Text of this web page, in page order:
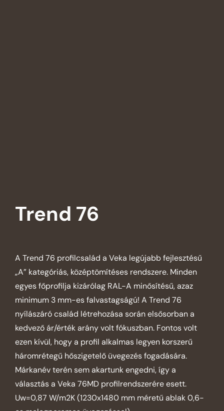
Trend 76
A Trend 76 profilcsalád a Veka legújabb fejlesztésű
„A” kategóriás, középtömítéses rendszere. Minden
egyes főprofilja kizárólag RAL-A minősítésű, azaz
minimum 3 mm-es falvastagságú! A Trend 76
nyílászáró család létrehozása során elsősorban a
kedvező ár/érték arány volt fókuszban. Fontos volt
ezen kívül, hogy a profil alkalmas legyen korszerű
háromrétegű hőszigetelő üvegezés fogadására.
Márkanév terén sem akartunk engedni, így a
választás a Veka 76MD profilrendszerére esett.
Uw=0,87 W/m2K (1230x1480 mm méretű ablak 0,6-